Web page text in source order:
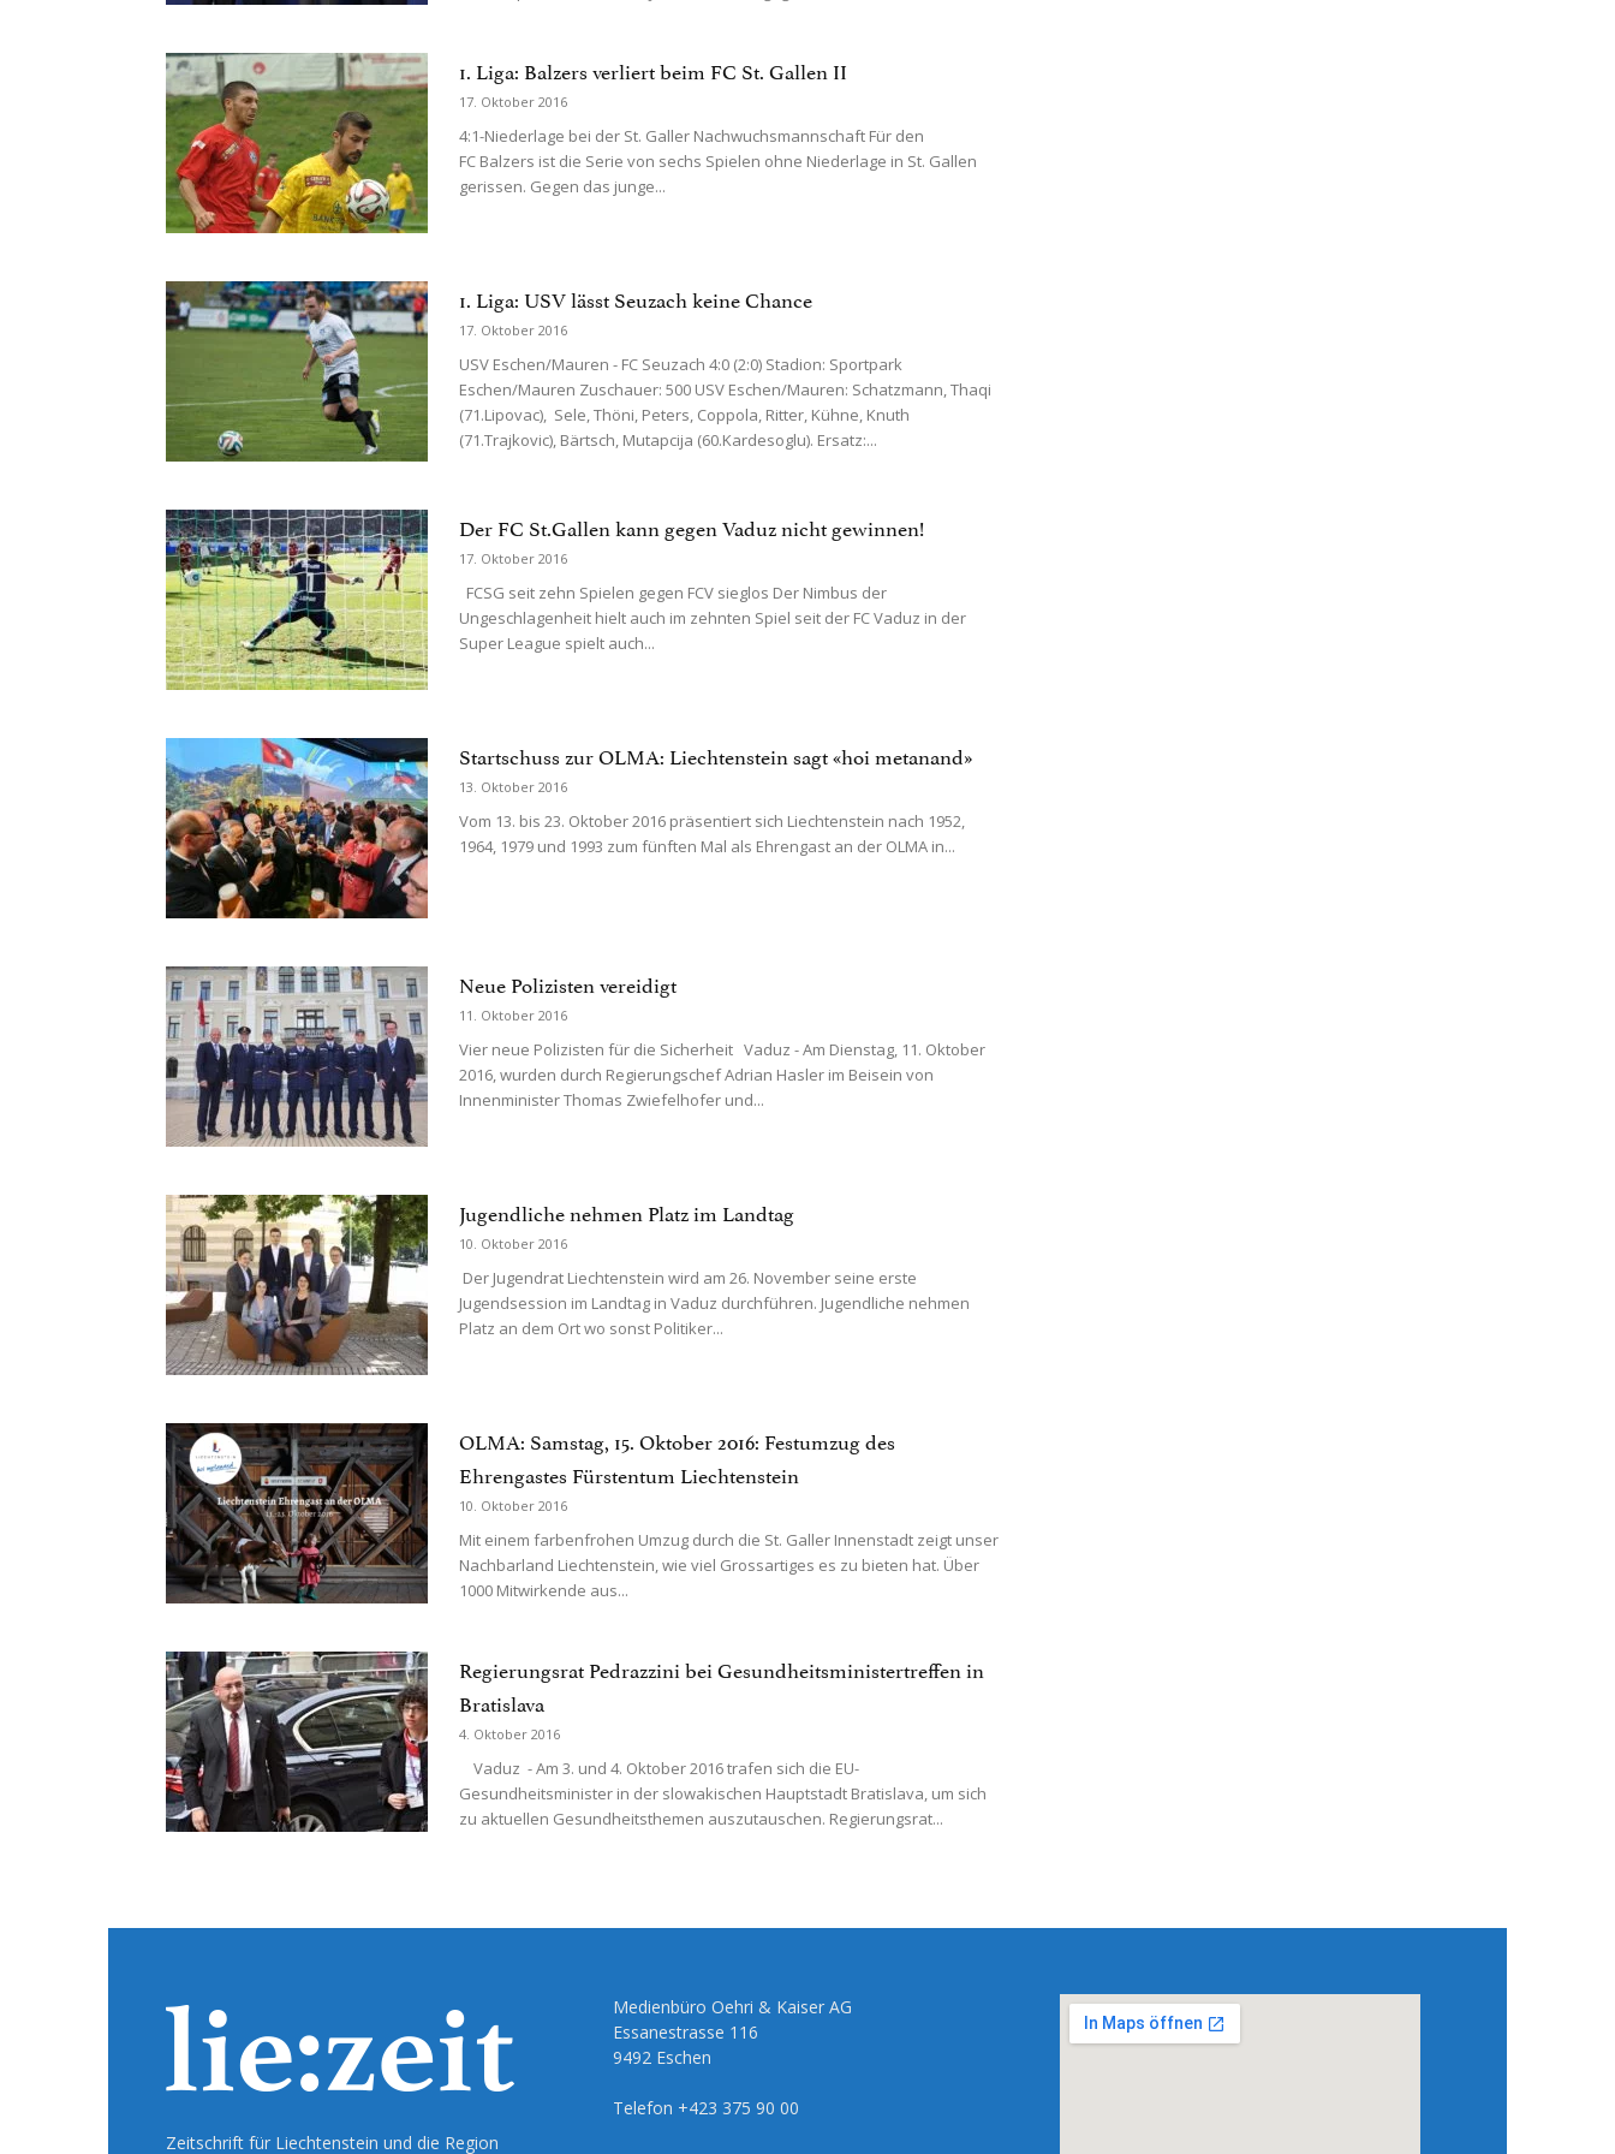
1. Liga: Balzers verliert beim FC St. Gallen II
17. Oktober 2016
4:1-Niederlage bei der St. Galler Nachwuchsmannschaft Für den
FC Balzers ist die Serie von sechs Spielen ohne Niederlage in St. Gallen
gerissen. Gegen das junge...
1. Liga: USV lässt Seuzach keine Chance
17. Oktober 2016
USV Eschen/Mauren - FC Seuzach 4:0 (2:0) Stadion: Sportpark
Eschen/Mauren Zuschauer: 500 USV Eschen/Mauren: Schatzmann, Thaqi
(71.Lipovac), Sele, Thöni, Peters, Coppola, Ritter, Kühne, Knuth
(71.Trajkovic), Bärtsch, Mutapcija (60.Kardesoglu). Ersatz:...
Der FC St.Gallen kann gegen Vaduz nicht gewinnen!
17. Oktober 2016
FCSG seit zehn Spielen gegen FCV sieglos Der Nimbus der
Ungeschlagenheit hielt auch im zehnten Spiel seit der FC Vaduz in der
Super League spielt auch...
Startschuss zur OLMA: Liechtenstein sagt «hoi metanand»
13. Oktober 2016
Vom 13. bis 23. Oktober 2016 präsentiert sich Liechtenstein nach 1952,
1964, 1979 und 1993 zum fünften Mal als Ehrengast an der OLMA in...
Neue Polizisten vereidigt
11. Oktober 2016
Vier neue Polizisten für die Sicherheit Vaduz - Am Dienstag, 11. Oktober
2016, wurden durch Regierungschef Adrian Hasler im Beisein von
Innenminister Thomas Zwiefelhofer und...
Jugendliche nehmen Platz im Landtag
10. Oktober 2016
Der Jugendrat Liechtenstein wird am 26. November seine erste
Jugendsession im Landtag in Vaduz durchführen. Jugendliche nehmen
Platz an dem Ort wo sonst Politiker...
OLMA: Samstag, 15. Oktober 2016: Festumzug des
Ehrengastes Fürstentum Liechtenstein
10. Oktober 2016
Mit einem farbenfrohen Umzug durch die St. Galler Innenstadt zeigt unser
Nachbarland Liechtenstein, wie viel Grossartiges es zu bieten hat. Über
1000 Mitwirkende aus...
Regierungsrat Pedrazzini bei Gesundheitsministertreffen in
Bratislava
4. Oktober 2016
Vaduz - Am 3. und 4. Oktober 2016 trafen sich die EU-
Gesundheitsminister in der slowakischen Hauptstadt Bratislava, um sich
zu aktuellen Gesundheitsthemen auszutauschen. Regierungsrat...
Zeitschrift für Liechtenstein und die Region
Medienbüro Oehri & Kaiser AG
Essanestrasse 116
9492 Eschen
Telefon +423 375 90 00